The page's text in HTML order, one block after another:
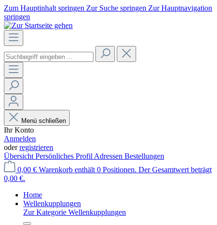
Zum Hauptinhalt springen Zur Suche springen Zur Hauptnavigation
springen
Menü schließen
Ihr Konto
Anmelden
oderregistrieren
Übersicht Persönliches Profil Adressen Bestellungen
0,00 € Warenkorb enthält 0 Positionen. Der Gesamtwert beträgt
0,00 €.
Home
Wellenkupplungen
Zur Kategorie Wellenkupplungen